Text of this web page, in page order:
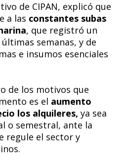
de CIPAN, explicó que
a las constantes subas
, que registró un
semanas, y de
e insumos esenciales
de los motivos que
es el aumento
los alquileres, ya sea
o semestral, ante la
regule el sector y